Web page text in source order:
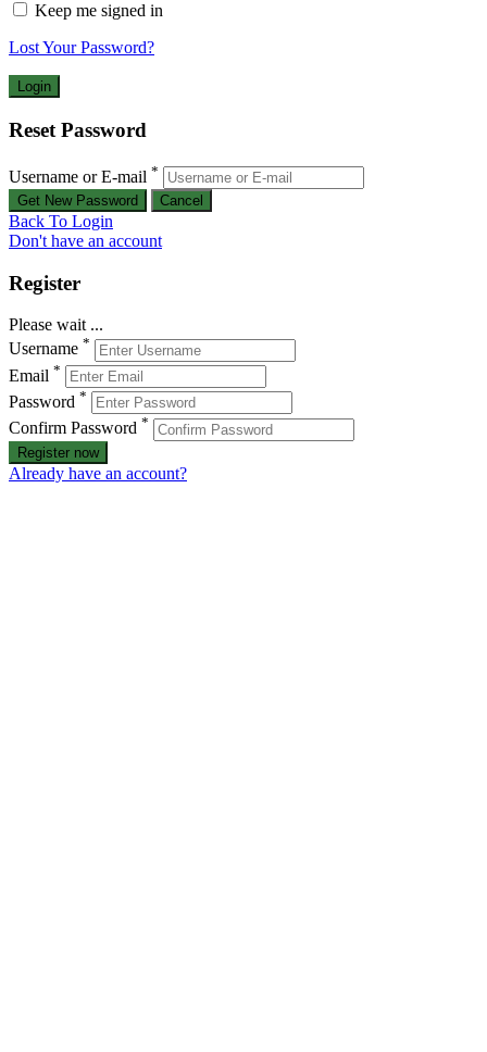
Keep me signed in
Lost Your Password?
Reset Password
Username or E-mail *
Back To Login
Don't have an account
Register
Please wait ...
Username *
Email *
Password *
Confirm Password *
Register now
Already have an account?